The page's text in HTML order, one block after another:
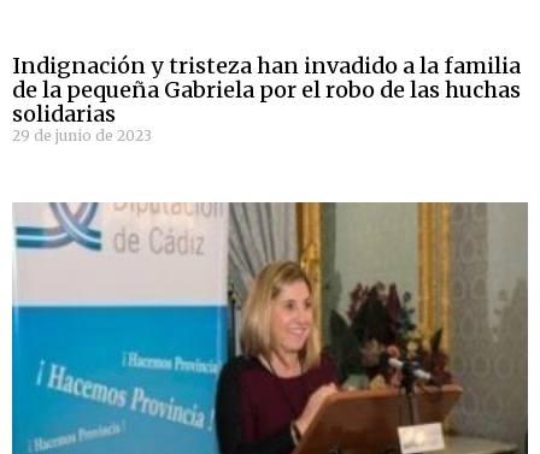
Indignación y tristeza han invadido a la familia
de la pequeña Gabriela por el robo de las huchas
solidarias
29 de junio de 2023